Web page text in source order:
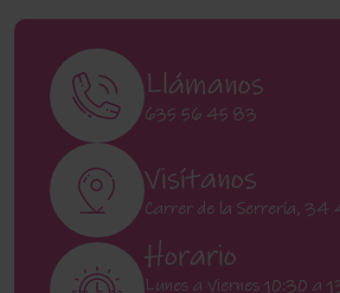
Llámanos
635 56 45 83
Visítanos
Carrer de la Serrería, 34
Horario
Lunes a Viernes 10:30 a